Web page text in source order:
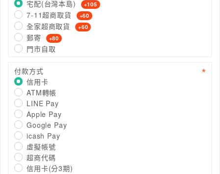
宅配(台灣本島)
+105
7-11超商取貨 +60
全家超商取貨 +60
郵寄 +80
門市自取
付款方式
信用卡
ATM轉帳
LINE Pay
Apple Pay
Google Pay
icash Pay
虛擬帳號
超商代碼
信用卡(分3期)